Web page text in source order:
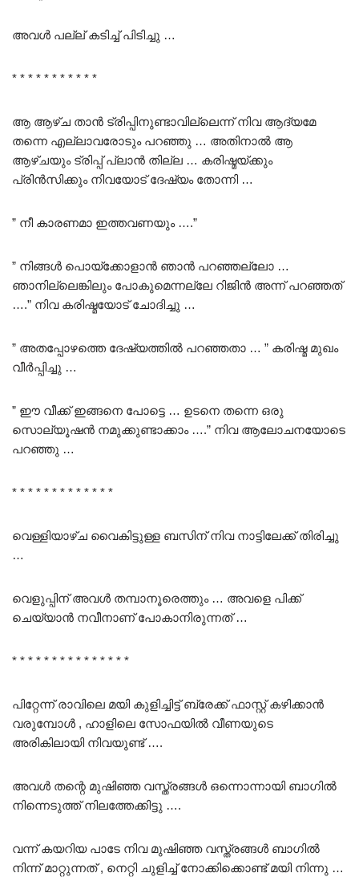
അവൾ പല്ല് കടിച്ച് പിടിച്ചു …
* * * * * * * * * * *
ആ ആഴ്ച താൻ ട്രിപ്പിനുണ്ടാവില്ലെന്ന് നിവ ആദ്യമേ
തന്നെ എല്ലാവരോടും പറഞ്ഞു … അതിനാൽ ആ
ആഴ്ചയും ട്രിപ്പ് പ്ലാൻ തില്ല … കരിഷ്മയ്ക്കും
പ്രിൻസിക്കും നിവയോട് ദേഷ്യം തോന്നി …
” നീ കാരണമാ ഇത്തവണയും ….”
” നിങ്ങൾ പൊയ്ക്കോളാൻ ഞാൻ പറഞ്ഞല്ലോ …
ഞാനില്ലെങ്കിലും പോകുമെന്നല്ലേ റിജിൻ അന്ന് പറഞ്ഞത്
….” നിവ കരിഷ്മയോട് ചോദിച്ചു …
” അതപ്പോഴത്തെ ദേഷ്യത്തിൽ പറഞ്ഞതാ … ” കരിഷ്മ മുഖം
വീർപ്പിച്ചു …
” ഈ വീക്ക് ഇങ്ങനെ പോട്ടെ … ഉടനെ തന്നെ ഒരു
സൊല്യൂഷൻ നമുക്കുണ്ടാക്കാം ….” നിവ ആലോചനയോടെ
പറഞ്ഞു …
* * * * * * * * * * * * *
വെള്ളിയാഴ്ച വൈകിട്ടുള്ള ബസിന് നിവ നാട്ടിലേക്ക് തിരിച്ചു
…
വെളുപ്പിന് അവൾ തമ്പാനൂരെത്തും … അവളെ പിക്ക്
ചെയ്യാൻ നവീനാണ് പോകാനിരുന്നത് …
* * * * * * * * * * * * * * *
പിറ്റേന്ന് രാവിലെ മയി കുളിച്ചിട്ട് ബ്രേക്ക് ഫാസ്റ്റ് കഴിക്കാൻ
വരുമ്പോൾ , ഹാളിലെ സോഫയിൽ വീണയുടെ
അരികിലായി നിവയുണ്ട് ….
അവൾ തന്റെ മുഷിഞ്ഞ വസ്ത്രങ്ങൾ ഒന്നൊന്നായി ബാഗിൽ
നിന്നെടുത്ത് നിലത്തേക്കിട്ടു ….
വന്ന് കയറിയ പാടേ നിവ മുഷിഞ്ഞ വസ്ത്രങ്ങൾ ബാഗിൽ
നിന്ന് മാറ്റുന്നത് , നെറ്റി ചുളിച്ച് നോക്കിക്കൊണ്ട് മയി നിന്നു …